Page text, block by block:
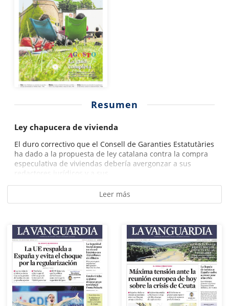
Resumen
Ley chapucera de vivienda
El duro correctivo que el Consell de Garanties Estatutàries
ha dado a la propuesta de ley catalana contra la compra
especulativa de viviendas debería avergonzar a sus
redactores jurídicos y a sus...
Leer más